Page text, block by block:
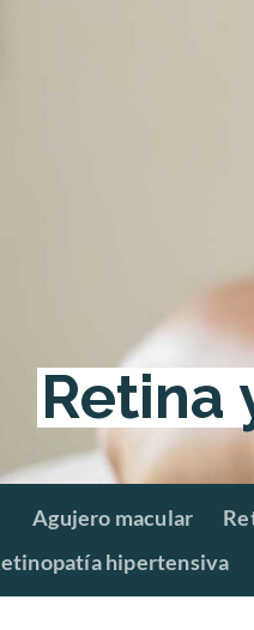
Hit enter to
Retina
Agujero macular
hipertensiva